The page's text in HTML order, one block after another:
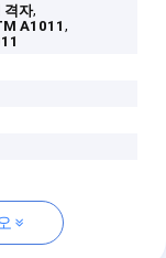
격자,
A1011,